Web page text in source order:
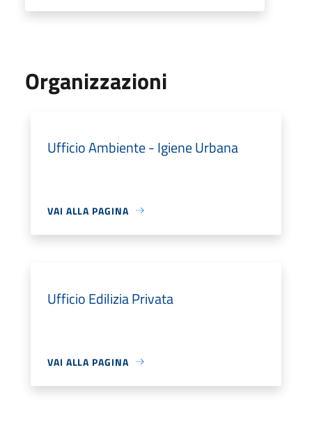
Organizzazioni
Ufficio Ambiente - Igiene Urbana
VAI ALLA PAGINA
Ufficio Edilizia Privata
VAI ALLA PAGINA